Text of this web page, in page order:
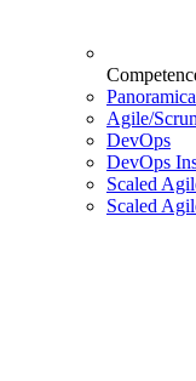
Agile/
DevOps
DevOps
Scaled
Scaled